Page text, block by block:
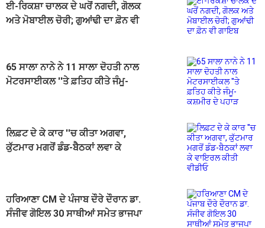
​ਈ-ਰਿਕਸ਼ਾ ਚਾਲਕ ਦੇ ਘਰੋਂ ਨਗਦੀ, ਗੋਲਕ
ਅਤੇ ਮੋਬਾਈਲ ਚੋਰੀ; ਗੁਆਂਢੀ ਦਾ ਫ਼ੋਨ ਵੀ
65 ਸਾਲਾ ਨਾਨੇ ਨੇ 11 ਸਾਲਾ ਦੋਹਤੀ ਨਾਲ
ਮੋਟਰਸਾਈਕਲ ''ਤੇ ਫ਼ਤਿਹ ਕੀਤੇ ਜੰਮੂ-
ਲਿਫ਼ਟ ਦੇ ਕੇ ਕਾਰ ''ਚ ਕੀਤਾ ਅਗਵਾ,
ਕੁੱਟਮਾਰ ਮਗਰੋਂ ਡੰਡ-ਬੈਠਕਾਂ ਲਵਾ ਕੇ
ਹਰਿਆਣਾ CM ਦੇ ਪੰਜਾਬ ਦੌਰੇ ਦੌਰਾਨ ਡਾ.
ਸੰਜੀਵ ਗੋਇਲ 30 ਸਾਥੀਆਂ ਸਮੇਤ ਭਾਜਪਾ